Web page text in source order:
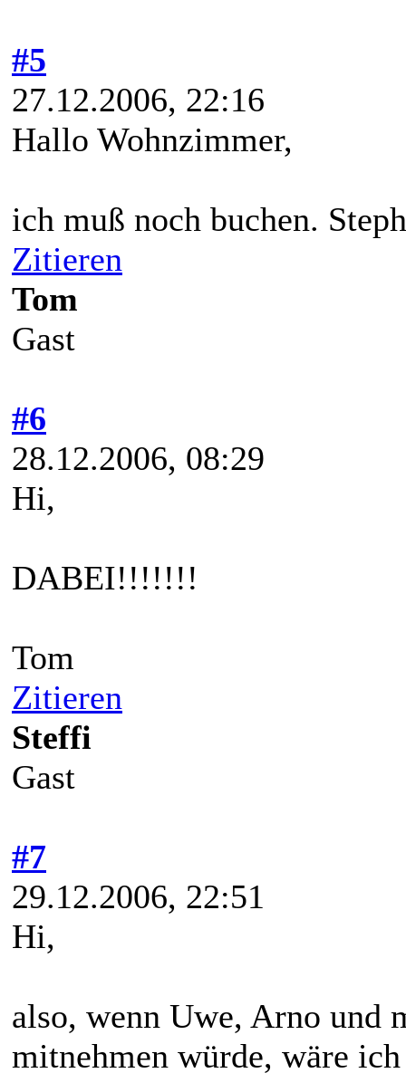
#5
27.12.2006, 22:16
Hallo Wohnzimmer,
ich muß noch buchen.
Zitieren
Tom
Gast
#6
28.12.2006, 08:29
Hi,
DABEI!!!!!!!
Tom
Zitieren
Steffi
Gast
#7
29.12.2006, 22:51
Hi,
also, wenn Uwe, Arno und
mitnehmen würde, wäre